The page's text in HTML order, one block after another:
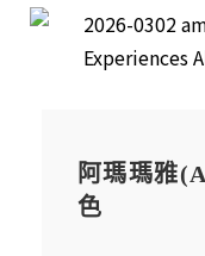
阿瑪瑪雅
色